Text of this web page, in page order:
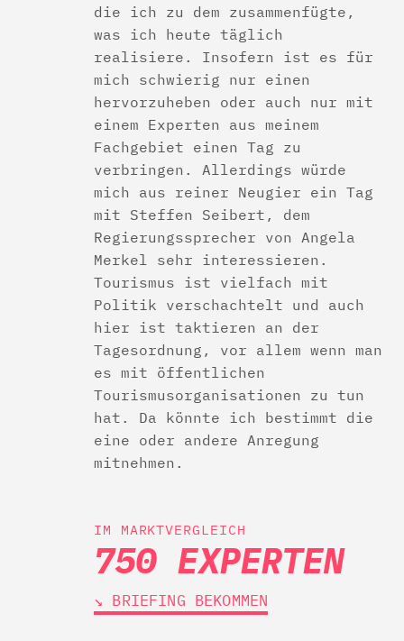
die ich zu dem zusammenfügte,
was ich heute täglich
realisiere. Insofern ist es für
mich schwierig nur einen
hervorzuheben oder auch nur mit
einem Experten aus meinem
Fachgebiet einen Tag zu
verbringen. Allerdings würde
mich aus reiner Neugier ein Tag
mit Steffen Seibert, dem
Regierungssprecher von Angela
Merkel sehr interessieren.
Tourismus ist vielfach mit
Politik verschachtelt und auch
hier ist taktieren an der
Tagesordnung, vor allem wenn man
es mit öffentlichen
Tourismusorganisationen zu tun
hat. Da könnte ich bestimmt die
eine oder andere Anregung
mitnehmen.
IM MARKTVERGLEICH
750 EXPERTEN
↘︎ BRIEFING BEKOMMEN